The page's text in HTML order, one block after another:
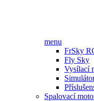
menu
FrSky
Fly Sky
Vysílací
Spalovací